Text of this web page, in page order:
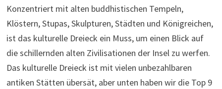
Konzentriert mit alten buddhistischen Tempeln,
Klöstern, Stupas, Skulpturen, Städten und Königreichen,
ist das kulturelle Dreieck ein Muss, um einen Blick auf
die schillernden alten Zivilisationen der Insel zu werfen.
Das kulturelle Dreieck ist mit vielen unbezahlbaren
antiken Stätten übersät, aber unten haben wir die Top 9